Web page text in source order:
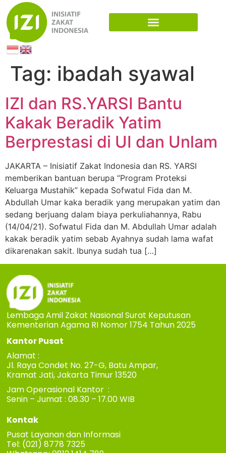
Tag: ibadah syawal
IZI dan RS.YARSI Bantu
Kakak Beradik Yatim
Berprestasi di UI dan Unlam
JAKARTA – Inisiatif Zakat Indonesia dan RS. YARSI
memberikan bantuan berupa “Program Proteksi
Keluarga Mustahik” kepada Sofwatul Fida dan M.
Abdullah Umar kaka beradik yang merupakan yatim dan
sedang berjuang dalam biaya perkuliahannya, Rabu
(14/04/21). Sofwatul Fida dan M. Abdullah Umar adalah
kakak beradik yatim sebab Ayahnya sudah lama wafat
dikarenakan sakit. Ibunya sudah tua […]
Lembaga Amil Zakat Nasional Surat Keputusan
Kementerian Agama RI Nomor 1754 Tahun 2025
Kantor Pusat
Alamat :
Jl. Raya Condet No. 27-G, Batu Ampar,
Kramat Jati, Jakarta Timur 13520
Jam Operasional Kantor :
Senin – Jumat : 08.30 – 17.00 WIB
Kontak
Pusat Layanan dan Informasi
Tel: (021) 8778 7325